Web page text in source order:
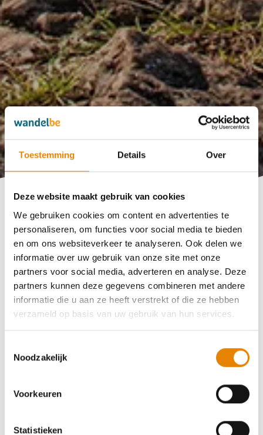
Toestemming Details Over
Deze website maakt gebruik van cookies
We gebruiken cookies om content en advertenties te
personaliseren, om functies voor social media te bieden
en om ons websiteverkeer te analyseren. Ook delen we
informatie over uw gebruik van onze site met onze
partners voor social media, adverteren en analyse. Deze
partners kunnen deze gegevens combineren met andere
informatie die u aan ze heeft verstrekt of die ze hebben
verzameld op basis van uw gebruik van hun services.
Noodzakelijk
Voorkeuren
Statistieken
Artikelnaam
Meer filters